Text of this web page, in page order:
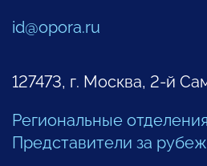
id@opora.ru
127473, г. Москва, 2-й
Региональные отделения
Представители за